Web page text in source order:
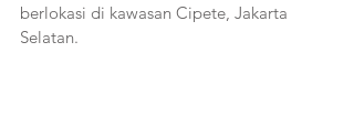
berlokasi di kawasan Cipete, Jakarta
Selatan.